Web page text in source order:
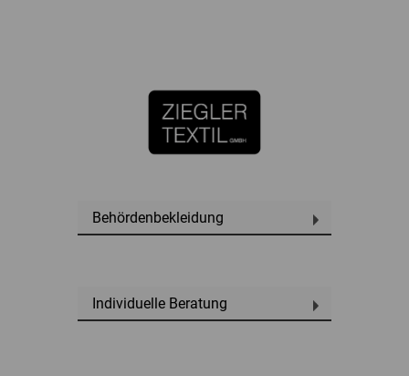
Behördenbekleidung
Individuelle Beratung